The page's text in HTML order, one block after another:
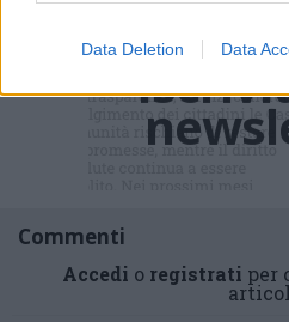
Data Deletion Data
Commenti
Accedi o registrati per